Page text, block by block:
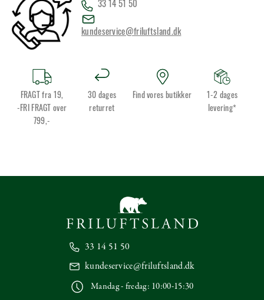
33 14 51 50
kundeservice@friluftsland.dk
FRAGT fra 19,
-FRI FRAGT over
799,-
30 dages
returret
Find vores butikker
1-2 dages
levering*
33 14 51 50
kundeservice@friluftsland.dk
Mandag - fredag: 10:00-15:30